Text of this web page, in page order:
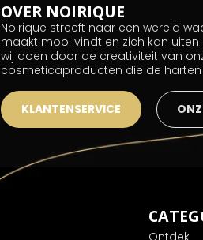
OVER NOIRIQUE
Noirique streeft naar een wereld
maakt mooi vindt en zich kan
wij doen door de creativiteit van
cosmeticaproducten die de
KLANTENSERVICE
Ontdek